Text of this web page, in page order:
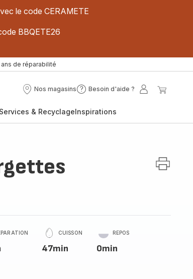
le code CERAMETE
BBQETE26
ans de réparabilité
Nos magasins
Nos
Besoin d'aide ?
Besoin
?
Mon
Services & RecyclageInspirations
CUISSON
47min
REPOS
0min